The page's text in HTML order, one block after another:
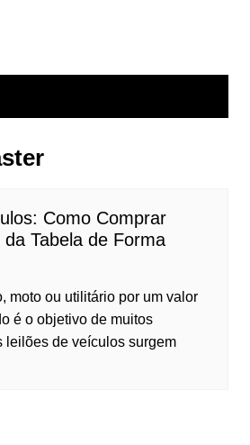
Como Comprar
Tabela de Forma
moto ou utilitário por um valor
é o objetivo de muitos
de veículos surgem